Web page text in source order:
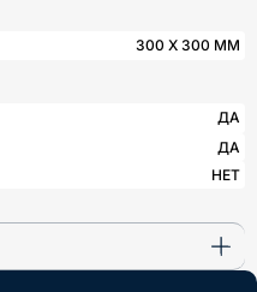
300 X 300 ММ
ДА
ДА
НЕТ